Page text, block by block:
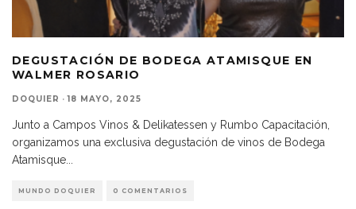
DEGUSTACIÓN DE BODEGA ATAMISQUE EN
WALMER ROSARIO
DOQUIER · 18 MAYO, 2025
Junto a Campos Vinos & Delikatessen y Rumbo Capacitación,
organizamos una exclusiva degustación de vinos de Bodega
Atamisque
MUNDO DOQUIER 0 COMENTARIOS